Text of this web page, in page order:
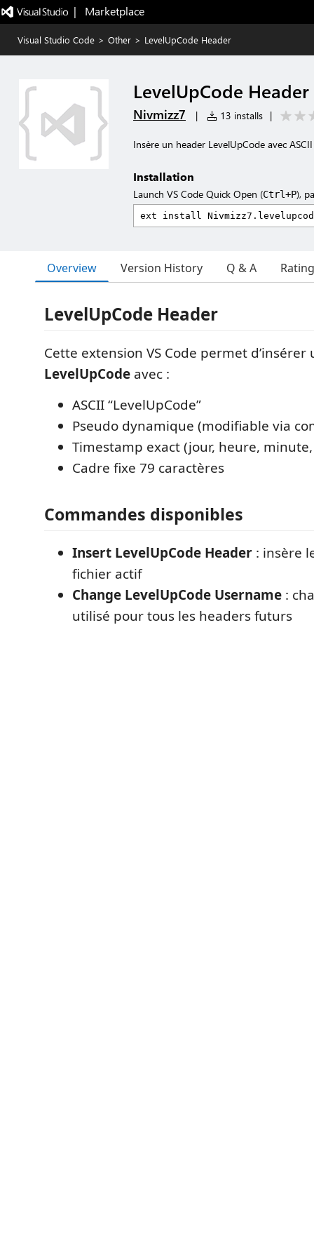
|   Marketplace
Visual Studio Code > Other > LevelUpCode Header
LevelUpCode Header
Nivmizz7 | 13 installs |
Insère un header LevelUpCode avec
Installation
Launch VS Code Quick Open (Ctrl+P),
Overview Version History Q & A
LevelUpCode Header
Cette extension VS Code permet
LevelUpCode avec :
ASCII “LevelUpCode”
Pseudo dynamique (modifiable via
Timestamp exact (jour, heure,
Cadre fixe 79 caractères
Commandes disponibles
Insert LevelUpCode Header : insère
fichier actif
Change LevelUpCode Username :
utilisé pour tous les headers futurs